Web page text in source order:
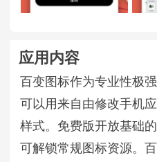
应用内容
百变图标作为专业性极
可以用来自由修改手机
样式。免费版开放基础
可解锁常规图标资源。